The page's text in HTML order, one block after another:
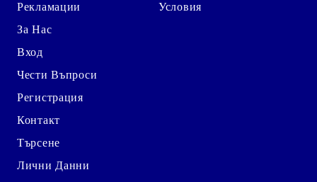
Рекламации
За Нас
Вход
Чести Въпроси
Регистрация
Контакт
Търсене
Лични Данни
Условия